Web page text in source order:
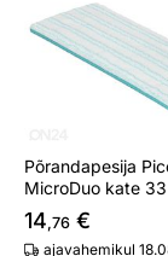
Põrandapesija
Otsi
Põrandapesija
MicroDuo kate
14,76 €
ajavahemikul